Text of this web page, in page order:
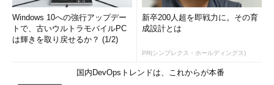
Windows 10への強行アップデー
トで、古いウルトラモバイルPC
は輝きを取り戻せるか？ (1/2)
新卒200人超を即戦力に。その育
成設計とは
PR(シンプレクス・ホールディングス)
国内DevOpsトレンドは、これからが本番